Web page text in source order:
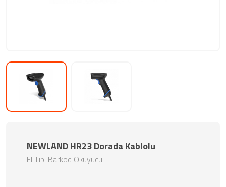
NEWLAND HR23 Dorada Kablolu
El Tipi Barkod Okuyucu